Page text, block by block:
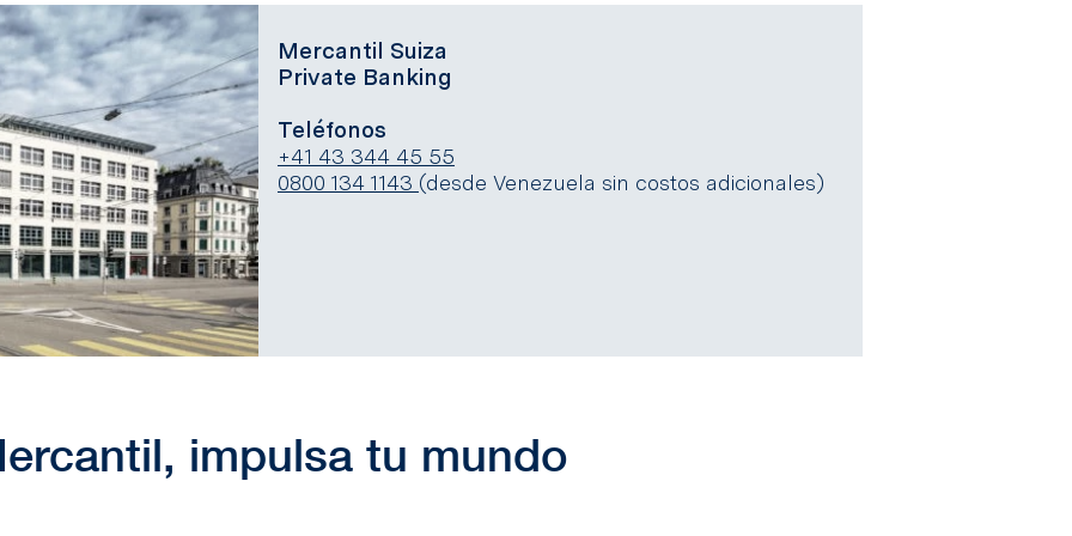
Mercantil Suiza
Private Banking
Teléfonos
+41 43 344 45 55
0800 134 1143 (desde Venezuela sin costos adicionales)
impulsa tu mundo